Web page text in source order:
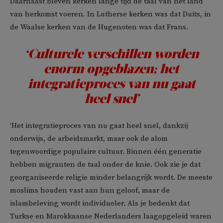
van herkomst voeren. In Lutherse kerken was dat Duits, in
de Waalse kerken van de Hugenoten was dat Frans.
‘Culturele verschillen worden
enorm opgeblazen; het
integratieproces van nu gaat
heel snel’
‘Het integratieproces van nu gaat heel snel, dankzij
onderwijs, de arbeidsmarkt, maar ook de alom
tegenwoordige populaire cultuur. Binnen één generatie
hebben migranten de taal onder de knie. Ook zie je dat
georganiseerde religie minder belangrijk wordt. De meeste
moslims houden vast aan hun geloof, maar de
islambeleving wordt individueler. Als je bedenkt dat
Turkse en Marokkaanse Nederlanders laagopgeleid waren